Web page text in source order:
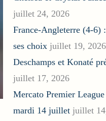
juillet 24, 2026
France-Angleterre (4-6)
ses choix juillet 19, 2026
Deschamps et Konaté
juillet 17, 2026
Mercato Premier
mardi 14 juillet juillet